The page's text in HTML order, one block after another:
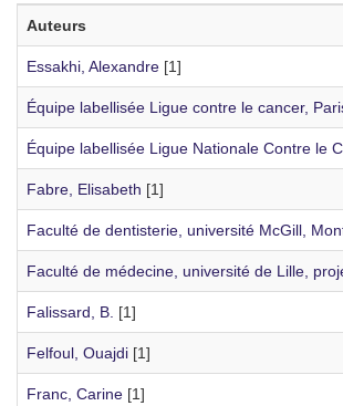
Auteurs
Essakhi, Alexandre [1]
Équipe labellisée Ligue contre le cancer,
Équipe labellisée Ligue Nationale Contre le
Fabre, Elisabeth [1]
Faculté de dentisterie, université McGill,
Faculté de médecine, université de Lille,
Falissard, B. [1]
Felfoul, Ouajdi [1]
Franc, Carine [1]